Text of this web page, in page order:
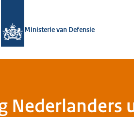
Ministerie van Defensie
Nederlanders